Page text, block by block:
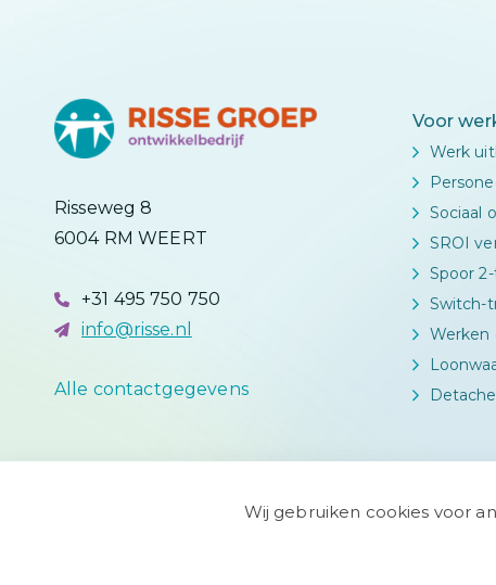
Risseweg 8
6004 RM WEERT
+31 495 750 750
info@risse.nl
Alle contactgegevens
Voor
Werk
Sociaal
SROI
Spoor
Switch-
Werken
Wij gebruiken cookies voor